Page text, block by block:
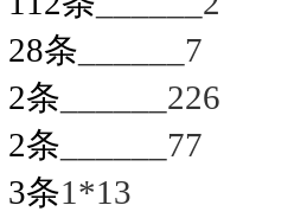
28条 ______7
2条 ______226
2条 ______77
3条1*13